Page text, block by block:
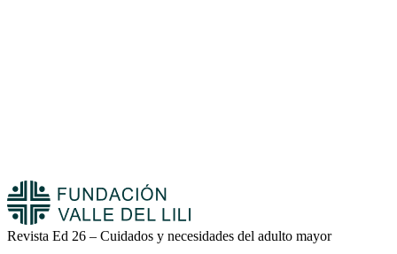
Revista Ed 26 – Cuidados y necesidades del adulto mayor